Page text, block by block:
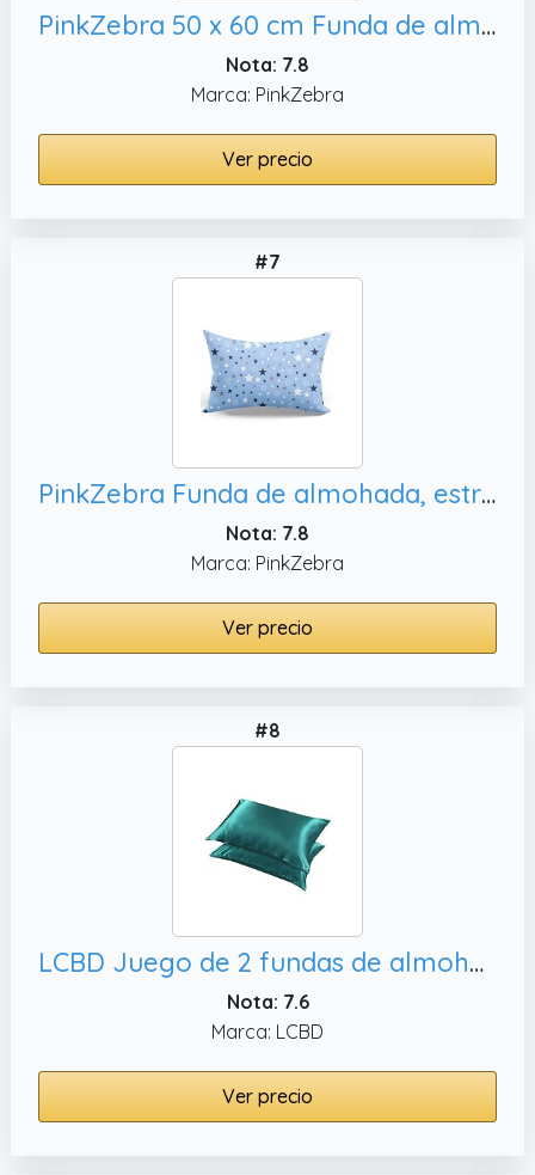
PinkZebra 50 x 60 cm Funda de almohada de muselina orgánica, rosa bebé
Nota: 7.8
Marca: PinkZebra
Ver precio
#7
PinkZebra Funda de almohada, estrellas azules
Nota: 7.8
Marca: PinkZebra
Ver precio
#8
LCBD Juego de 2 fundas de almohada de satén sedoso para cabello y piel, color verde azulado
Nota: 7.6
Marca: LCBD
Ver precio